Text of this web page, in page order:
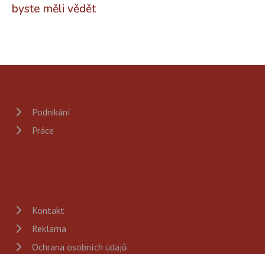
byste měli vědět
Podnikání
Práce
Kontakt
Reklama
Ochrana osobních údajů